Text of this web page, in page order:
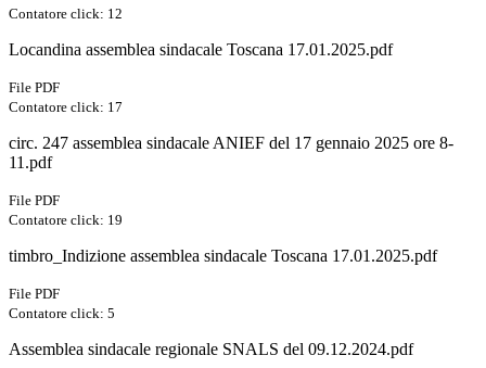
Contatore click: 12
Locandina assemblea sindacale Toscana 17.01.2025.pdf
File PDF
Contatore click: 17
circ. 247 assemblea sindacale ANIEF del 17 gennaio 2025 ore 8-
11.pdf
File PDF
Contatore click: 19
timbro_Indizione assemblea sindacale Toscana 17.01.2025.pdf
File PDF
Contatore click: 5
Assemblea sindacale regionale SNALS del 09.12.2024.pdf